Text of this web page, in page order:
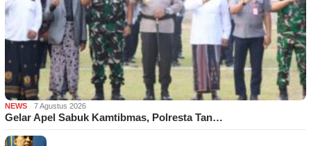
NEWS 7 Agustus 2026
Gelar Apel Sabuk Kamtibmas, Polresta Tan…